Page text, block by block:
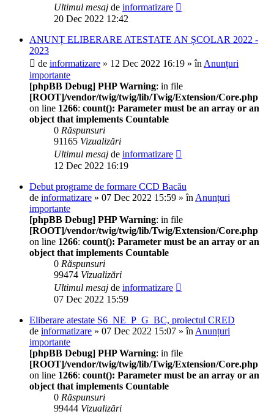
Ultimul mesaj de informatizare
20 Dec 2022 12:42
ANUNȚ ELIBERARE ATESTATE AN ȘCOLAR 2022 -
2023
de informatizare » 12 Dec 2022 16:19 » în Anunțuri
importante
[phpBB Debug] PHP Warning: in file
[ROOT]/vendor/twig/twig/lib/Twig/Extension/Core.php
on line 1266: count(): Parameter must be an array or an
object that implements Countable
0 Răspunsuri
91165 Vizualizări
Ultimul mesaj de informatizare
12 Dec 2022 16:19
Debut programe de formare CCD Bacău
de informatizare » 07 Dec 2022 15:59 » în Anunțuri
importante
[phpBB Debug] PHP Warning: in file
[ROOT]/vendor/twig/twig/lib/Twig/Extension/Core.php
on line 1266: count(): Parameter must be an array or an
object that implements Countable
0 Răspunsuri
99474 Vizualizări
Ultimul mesaj de informatizare
07 Dec 2022 15:59
Eliberare atestate S6_NE_P_G_BC, proiectul CRED
de informatizare » 07 Dec 2022 15:07 » în Anunțuri
importante
[phpBB Debug] PHP Warning: in file
[ROOT]/vendor/twig/twig/lib/Twig/Extension/Core.php
on line 1266: count(): Parameter must be an array or an
object that implements Countable
0 Răspunsuri
99444 Vizualizări